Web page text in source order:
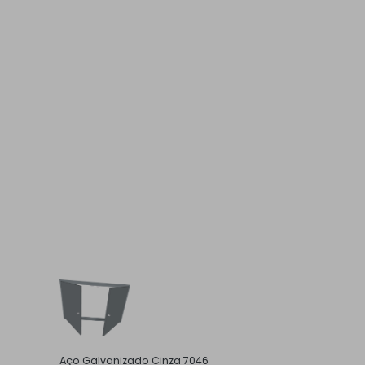
Aço Galvanizado Cinza 7046